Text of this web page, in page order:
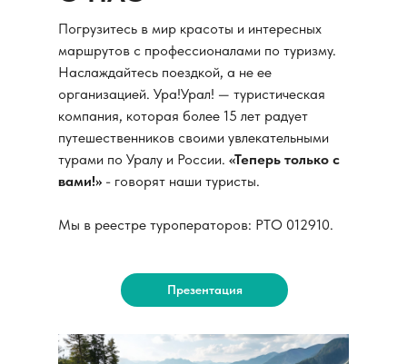
Экскурсии в Екатеринбурге
Туры по России
Погрузитесь в мир красоты и интересных
маршрутов с профессионалами по туризму.
Наслаждайтесь поездкой, а не ее
организацией. Ура!Урал! — туристическая
компания, которая более 15 лет радует
путешественников своими увлекательными
турами по Уралу и России. «Теперь только с
вами!» - говорят наши туристы.
Мы в реестре туроператоров: РТО 012910.
Презентация